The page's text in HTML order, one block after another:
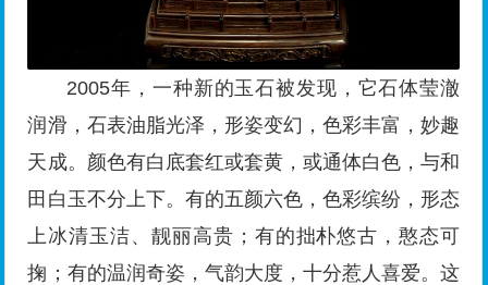
2005年，一种新的玉石被发现，它石体莹澈
润滑，石表油脂光泽，形姿变幻，色彩丰富，妙趣
天成。颜色有白底套红或套黄，或通体白色，与和
田白玉不分上下。有的五颜六色，色彩缤纷，形态
上冰清玉洁、靓丽高贵；有的拙朴悠古，憨态可
掬；有的温润奇姿，气韵大度，十分惹人喜爱。这